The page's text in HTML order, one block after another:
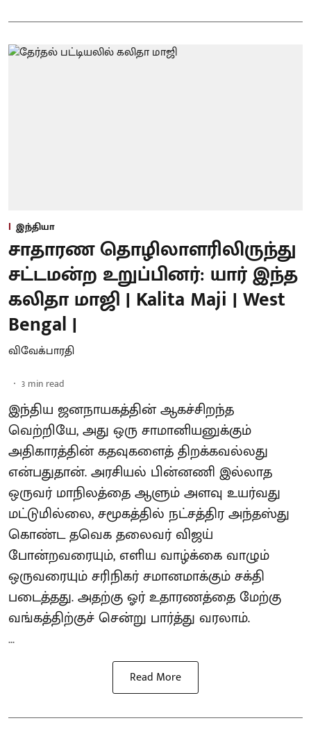
இந்தியா
சாதாரண தொழிலாளரிலிருந்து
சட்டமன்ற உறுப்பினர்: யார் இந்த
கலிதா மாஜி | Kalita Maji | West
Bengal |
விவேக்பாரதி
3 min read
இந்திய ஜனநாயகத்தின் ஆகச்சிறந்த
வெற்றியே, அது ஒரு சாமானியனுக்கும்
அதிகாரத்தின் கதவுகளைத் திறக்கவல்லது
என்பதுதான். அரசியல் பின்னணி இல்லாத
ஒருவர் மாநிலத்தை ஆளும் அளவு உயர்வது
மட்டுமில்லை, சமூகத்தில் நட்சத்திர அந்தஸ்து
கொண்ட தவெக தலைவர் விஜய்
போன்றவரையும், எளிய வாழ்க்கை வாழும்
ஒருவரையும் சரிநிகர் சமானமாக்கும் சக்தி
படைத்தது. அதற்கு ஓர் உதாரணத்தை மேற்கு
வங்கத்திற்குச் சென்று பார்த்து வரலாம்.
...
Read More